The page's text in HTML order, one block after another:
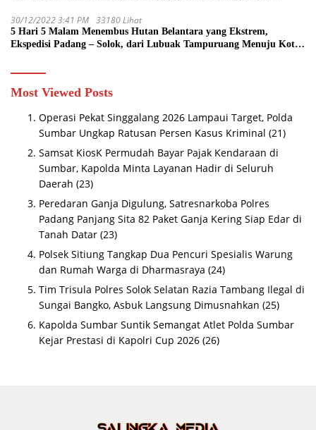
30/12/2022 3:41 PM 33180 Lihat
5 Hari 5 Malam Menembus Hutan Belantara yang Ekstrem,
Ekspedisi Padang – Solok, dari Lubuak Tampuruang Menuju Koto
Most Viewed Posts
Operasi Pekat Singgalang 2026 Lampaui Target, Polda
Sumbar Ungkap Ratusan Persen Kasus Kriminal (21)
Samsat KiosK Permudah Bayar Pajak Kendaraan di
Sumbar, Kapolda Minta Layanan Hadir di Seluruh
Daerah (23)
Peredaran Ganja Digulung, Satresnarkoba Polres
Padang Panjang Sita 82 Paket Ganja Kering Siap Edar di
Tanah Datar (23)
Polsek Sitiung Tangkap Dua Pencuri Spesialis Warung
dan Rumah Warga di Dharmasraya (24)
Tim Trisula Polres Solok Selatan Razia Tambang Ilegal di
Sungai Bangko, Asbuk Langsung Dimusnahkan (25)
Kapolda Sumbar Suntik Semangat Atlet Polda Sumbar
Kejar Prestasi di Kapolri Cup 2026 (26)